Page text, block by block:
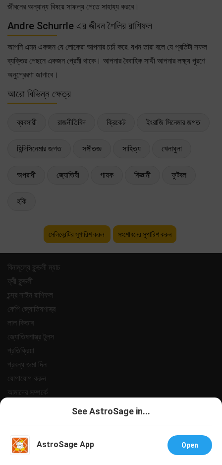
জীবনের অন্যান্য বিষয়ে সাফল্য পেতে সাহায্য করবে।
Andre Schurrle এর জীবন শৈলির রাশিফল
আপনি এমন একজন যে লোকেরা আপনার চর্চা করে. যখন তারা বলে যে প্রতিটা সফল
ব্যক্তির পেছনে একজন প্রেমী থাকে। আপনার বৈবাহিক সাথী আপনার লক্ষ্য পূরণে
অনুপ্রেরণা জাগাবে।
আরো বিভিন্ন ক্ষেত্র
ব্যবসায়ী রাজনীতিবিদ ক্রিকেট ইংরাজি সিনেমার জগত
হিন্দিসিনেমার জগত সঙ্গীতজ্ঞ সাহিত্য খেলাধুলা
অপরাধী জ্যোতিষী গায়ক বিজ্ঞানী ফুটবল
হকি
সেলিব্রেটির সুপারিশ করুন সংশোধনের সুপারিশ করুন
বিনামূল্যে কুন্ডলী ম্যাচ
ফ্রী কুন্ডলী
চন্দ্র সাইন রাশিফল
কেপি জ্যোতিষশাস্ত্র
লাল কিতাব
জ্যোতিষশাস্ত্র টুলস
প্রতিক্রিয়া
প্রবন্ধ জমা দিন
যোগাযোগ করুন
আমাদের সম্পর্কে
সহায়তা
See AstroSage in...
AstroSage App Open